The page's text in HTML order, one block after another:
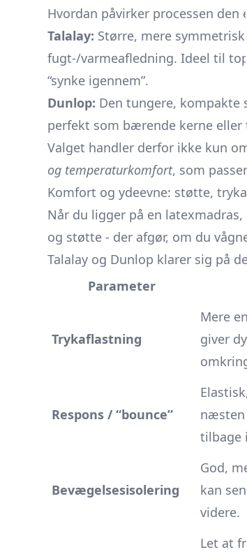
Hvordan påvirker processen den
Talalay: Større, mere
fugt-/varmeafledning. Ideel til
“synke igennem”.
Dunlop: Den tungere,
perfekt som bærende kerne
Valget handler derfor ikke kun
og temperaturkomfort, som
Komfort og ydeevne: støtte,
Når du ligger på en
og støtte - der afgør, om du
Talalay og Dunlop klarer sig på
Parameter
Trykaflastning
Mere
giver
Respons / “bounce”
næsten
tilbage
Bevægelsesisolering
God,
kan
videre.
Let at